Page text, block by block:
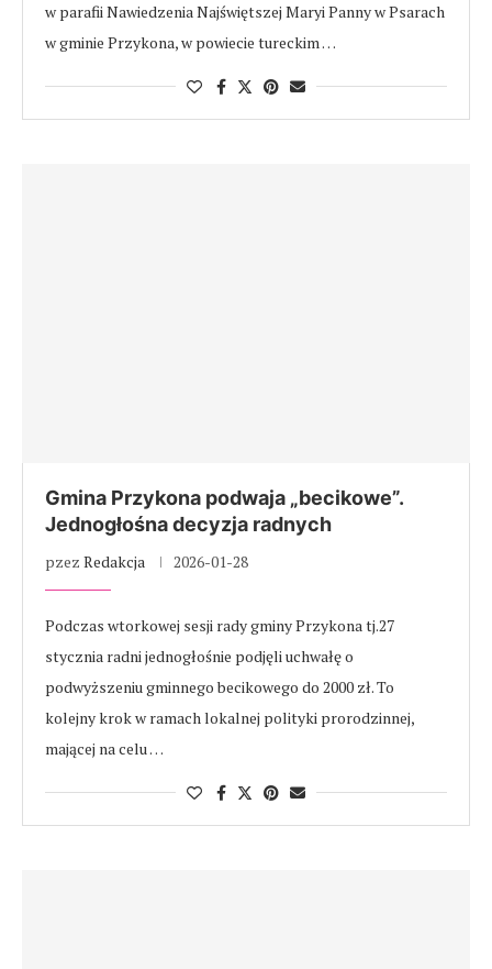
w parafii Nawiedzenia Najświętszej Maryi Panny w Psarach
w gminie Przykona, w powiecie tureckim …
Gmina Przykona podwaja „becikowe”.
Jednogłośna decyzja radnych
pzez Redakcja 2026-01-28
Podczas wtorkowej sesji rady gminy Przykona tj.27
stycznia radni jednogłośnie podjęli uchwałę o
podwyższeniu gminnego becikowego do 2000 zł. To
kolejny krok w ramach lokalnej polityki prorodzinnej,
mającej na celu …